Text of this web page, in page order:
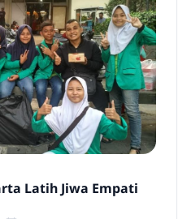
Latih Jiwa Empati